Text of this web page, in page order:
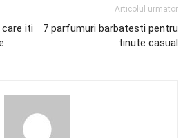
iti
Articolul urmator
7 parfumuri barbatesti pentru
tinute casual